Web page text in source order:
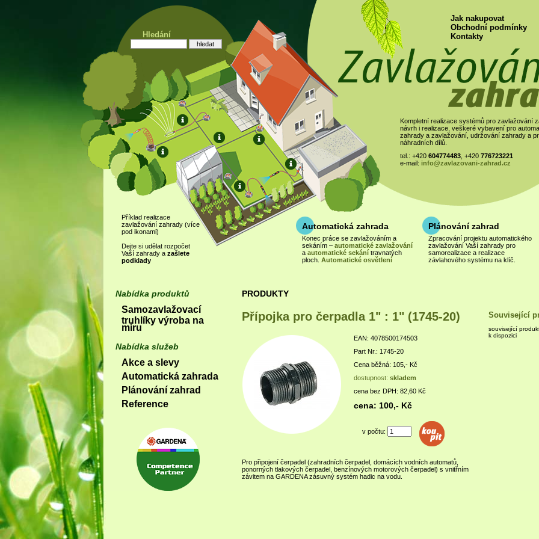
Hledání
Příklad realizace
zavlažování zahrady (více
pod ikonami)
Dejte si udělat rozpočet
Vaší zahrady a zašlete
podklady
Jak nakupovat
Obchodní podmínky
Kontakty
Kompletní realizace systémů pro zavlažování
návrh i realizace, veškeré vybavení pro
zahrady a zavlažování, udržování zahrady a
náhradních dílů.
tel.: +420 604774483 , +420 776723221
e-mail: info@zavlazovani-zahrad.cz
Automatická zahrada
Konec práce se zavlažováním a
sekáním – automatické zavlažování
a automatické sekání travnatých
ploch. Automatické osvětlení
Plánování zahrad
Zpracování projektu automatického
zavlažování Vaší zahrady pro
samorealizace a realizace
závlahového systému na klíč.
Samozavlažovací
truhlíky
Výroba na míru. Cenu
po zadání rozměrů.
Související
související
k dispozici
Přípojka pro čerpadla 1" : 1" (1745-20)
EAN: 4078500174503
Part Nr.: 1745-20
Cena běžná: 105,- Kč
dostupnost: skladem
cena bez DPH: 82,60 Kč
cena: 100,- Kč
v počtu:
Pro připojení čerpadel (zahradních čerpadel, domácích vodních automatů,
ponorných tlakových čerpadel, benzínových motorových čerpadel) s vnitřním
závitem na GARDENA zásuvný systém hadic na vodu.
PRODUKTY
Nabídka produktů
Samozavlažovací
truhlíky výroba na
míru
Nabídka služeb
Akce a slevy
Automatická zahrada
Plánování zahrad
Reference